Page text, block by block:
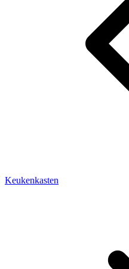
Keukenkasten